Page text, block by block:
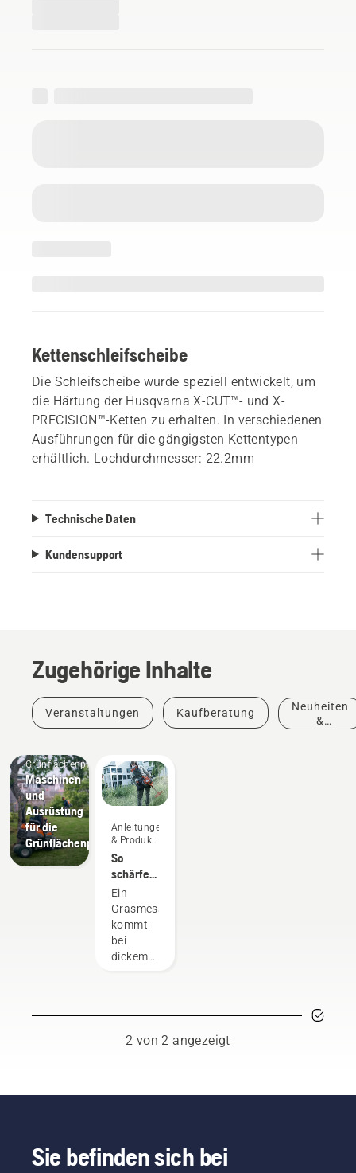
Kettenschleifscheibe
Die Schleifscheibe wurde speziell entwickelt, um
die Härtung der Husqvarna X-CUT™- und X-
PRECISION™-Ketten zu erhalten. In verschiedenen
Ausführungen für die gängigsten Kettentypen
erhältlich. Lochdurchmesser: 22.2mm
Technische Daten
Kundensupport
Zugehörige Inhalte
Veranstaltungen Kaufberatung
Neuheiten
&
Grünflächenpflege
Maschinen
und
Ausrüstung
für die
Grünflächenpflege
Anleitungen
& Produkt-
Leitfäden
So
schärfen
Sie ein
Grasmesser
Ein
Grasmesser
kommt
bei
dickem
zum
Einsatz,
ausgeschöpft
ist. Ein
2 von 2 angezeigt
Sie befinden sich bei